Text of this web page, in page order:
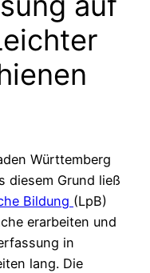
Württemberg
diesem Grund ließ
Bildung (LpB)
erarbeiten und
in
lang. Die